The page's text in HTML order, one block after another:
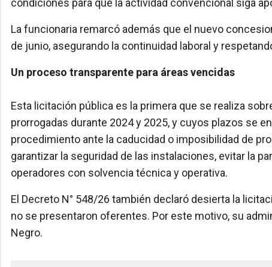
condiciones para que la actividad convencional siga
La funcionaria remarcó además que el nuevo
de junio, asegurando la continuidad laboral y
Un proceso transparente para áreas vencidas
Esta licitación pública es la primera que se realiza
prorrogadas durante 2024 y 2025, y cuyos plazos se
procedimiento ante la caducidad o imposibilidad de
garantizar la seguridad de las instalaciones, evitar la
operadores con solvencia técnica y operativa.
El Decreto N° 548/26 también declaró desierta la
no se presentaron oferentes. Por este motivo, su
Negro.